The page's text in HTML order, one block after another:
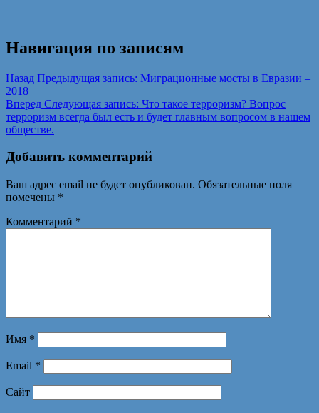
Навигация по записям
Назад Предыдущая запись: Миграционные мосты в Евразии –
2018
Вперед Следующая запись: Что такое терроризм? Вопрос
терроризм всегда был есть и будет главным вопросом в нашем
обществе.
Добавить комментарий
Ваш адрес email не будет опубликован. Обязательные поля
помечены *
Комментарий *
Имя *
Email *
Сайт